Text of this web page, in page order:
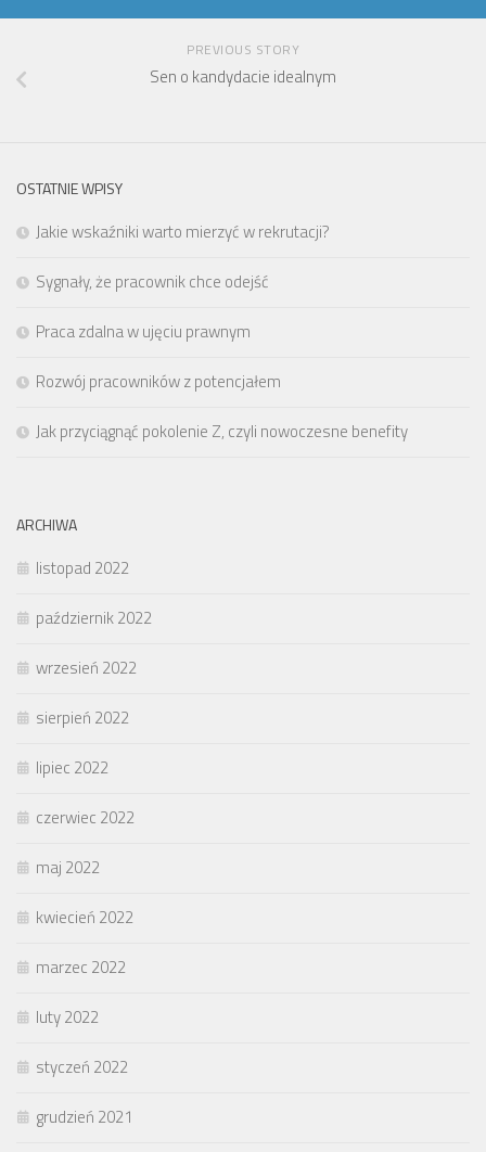
PREVIOUS STORY
Sen o kandydacie idealnym
OSTATNIE WPISY
Jakie wskaźniki warto mierzyć w rekrutacji?
Sygnały, że pracownik chce odejść
Praca zdalna w ujęciu prawnym
Rozwój pracowników z potencjałem
Jak przyciągnąć pokolenie Z, czyli nowoczesne benefity
ARCHIWA
listopad 2022
październik 2022
wrzesień 2022
sierpień 2022
lipiec 2022
czerwiec 2022
maj 2022
kwiecień 2022
marzec 2022
luty 2022
styczeń 2022
grudzień 2021